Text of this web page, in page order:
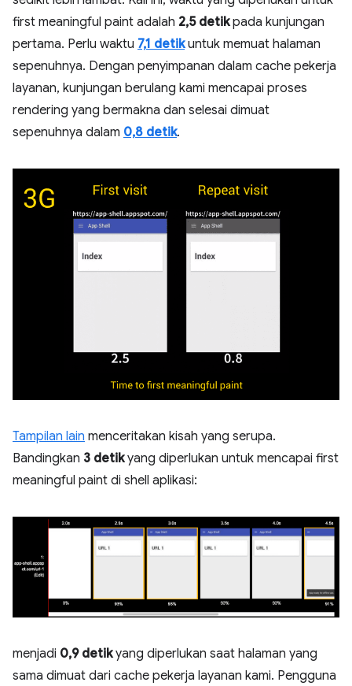
first meaningful paint adalah 2,5 detikpada kunjungan
pertama. Perlu waktu 7,1 detikuntuk memuat halaman
sepenuhnya. Dengan penyimpanan dalam cache pekerja
layanan, kunjungan berulang kami mencapai proses
rendering yang bermakna dan selesai dimuat
sepenuhnya dalam 0,8 detik.
Tampilan lain menceritakan kisah yang serupa.
Bandingkan 3 detikyang diperlukan untuk mencapai first
meaningful paint di shell aplikasi:
menjadi 0,9 detikyang diperlukan saat halaman yang
sama dimuat dari cache pekerja layanan kami. Pengguna